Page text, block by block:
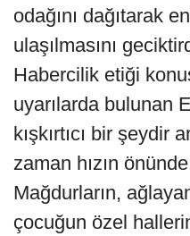
odağını dağıtarak
ulaşılmasını
Habercilik etiği
uyarılarda bulunan
kışkırtıcı bir şeydir
zaman hızın
Mağdurların,
çocuğun özel